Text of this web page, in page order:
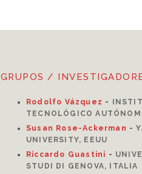
GRUPOS /
Rodolfo Vázquez -
TECNOLÓGICO
Susan Rose-Ackerman -
UNIVERSITY, EEUU
Riccardo Guastini -
STUDI DI GENOVA, ITALIA